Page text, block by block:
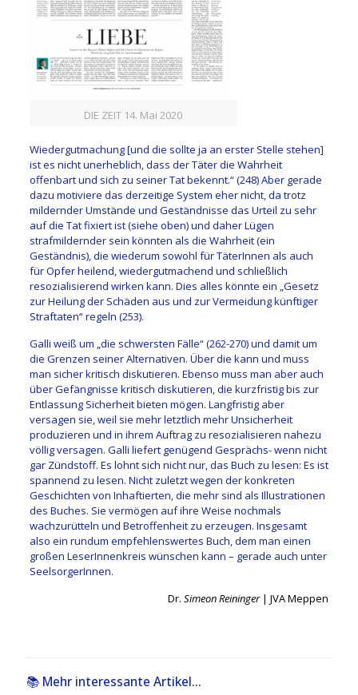
DIE ZEIT 14. Mai 2020
Wiedergutmachung[und die sollte ja an erster Stelle stehen]
ist es nicht unerheblich, dass der Täter die Wahrheit
offenbart und sich zu seiner Tat bekennt.“ (248) Aber gerade
dazu motiviere das derzeitige System ehernicht, da trotz
mildernder Umstände und Geständnisse das Urteil zu sehr
auf die Tat fixiert ist (siehe oben) und daher Lügen
strafmildernder sein könnten als die Wahrheit(ein
Geständnis), die wiederum sowohl für TäterInnen als auch
für Opfer heilend, wiedergutmachend und schließlich
resozialisierend wirken kann. Dies alles könnte ein „Gesetz
zur Heilung der Schäden aus und zur Vermeidung künftiger
Straftaten“ regeln (253).
Galli weiß um „die schwersten Fälle“(262-270)und damit um
die Grenzen seiner Alternativen. Über die kann und muss
man sicher kritisch diskutieren. Ebenso muss man aber auch
über Gefängnisse kritisch diskutieren,die kurzfristig bis zur
Entlassung Sicherheit bieten mögen. Langfristig aber
versagen sie, weil sie mehr letztlich mehr Unsicherheit
produzieren und in ihrem Auftrag zu resozialisieren nahezu
völlig versagen. Galli liefert genügend Gesprächs- wenn nicht
gar Zündstoff. Es lohnt sich nicht nur, das Buch zu lesen: Es ist
spannend zu lesen. Nicht zuletzt wegen der konkreten
Geschichten von Inhaftierten, die mehr sind als Illustrationen
des Buches. Sie vermögen auf ihre Weise nochmals
wachzurütteln und Betroffenheit zu erzeugen. Insgesamt
also ein rundum empfehlenswertes Buch, dem man einen
großen LeserInnenkreis wünschen kann – gerade auch unter
SeelsorgerInnen.
Dr. Simeon Reininger| JVA Meppen
📚 Mehr interessante Artikel...